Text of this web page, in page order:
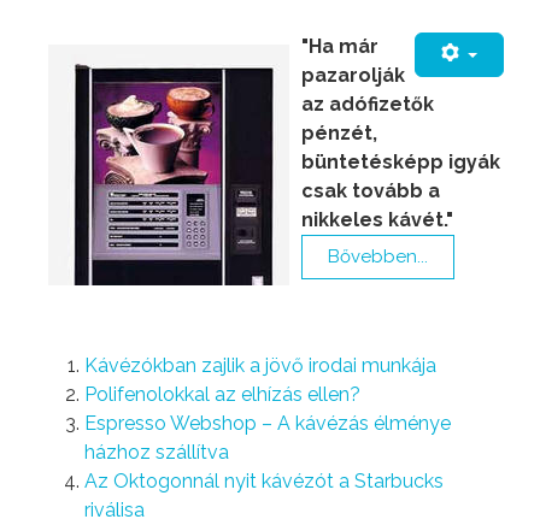
"Ha már
pazarolják
az adófizetők
pénzét,
büntetésképp igyák
csak tovább a
nikkeles kávét."
Bővebben...
Kávézókban zajlik a jövő irodai munkája
Polifenolokkal az elhízás ellen?
Espresso Webshop – A kávézás élménye
házhoz szállítva
Az Oktogonnál nyit kávézót a Starbucks
riválisa